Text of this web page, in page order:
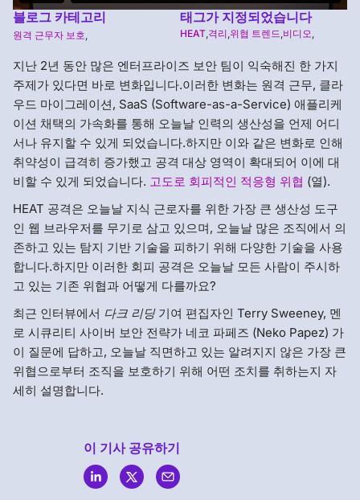
블로그 카테고리
원격 근무자 보호
태그가 지정되었습니다
HEAT 격리 위협 트렌드 비디오
지난 2년 동안 많은 엔터프라이즈 보안 팀이 익숙해진 한 가지
주제가 있다면 바로 변화입니다.이러한 변화는 원격 근무, 클라
우드 마이그레이션, SaaS (Software-as-a-Service) 애플리케
이션 채택의 가속화를 통해 오늘날 인력의 생산성을 언제 어디
서나 유지할 수 있게 되었습니다.하지만 이와 같은 변화로 인해
취약성이 급격히 증가했고 공격 대상 영역이 확대되어 이에 대
비할 수 있게 되었습니다. 고도로 회피적인 적응형 위협 (열).
HEAT 공격은 오늘날 지식 근로자를 위한 가장 큰 생산성 도구
인 웹 브라우저를 무기로 삼고 있으며, 오늘날 많은 조직에서 의
존하고 있는 탐지 기반 기술을 피하기 위해 다양한 기술을 사용
합니다.하지만 이러한 회피 공격은 오늘날 모든 사람이 주시하
고 있는 기존 위협과 어떻게 다를까요?
최근 인터뷰에서 다크 리딩기여 편집자인 Terry Sweeney, 멘
로 시큐리티 사이버 보안 전략가 네코 파페즈 (Neko Papez) 가
이 질문에 답하고, 오늘날 직면하고 있는 알려지지 않은 가장 큰
위협으로부터 조직을 보호하기 위해 어떤 조치를 취하는지 자
세히 설명합니다.
이 기사 공유하기